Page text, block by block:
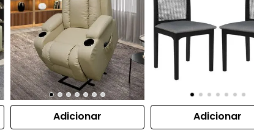
Adicionar Adicionar